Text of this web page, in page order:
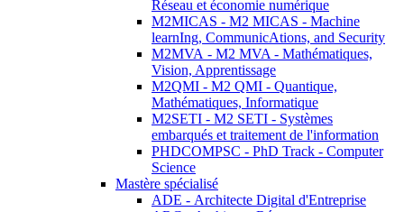
Réseau et économie numérique
M2MICAS - M2 MICAS - Machine
learnIng, CommunicAtions, and Security
M2MVA - M2 MVA - Mathématiques,
Vision, Apprentissage
M2QMI - M2 QMI - Quantique,
Mathématiques, Informatique
M2SETI - M2 SETI - Systèmes
embarqués et traitement de l'information
PHDCOMPSC - PhD Track - Computer
Science
Mastère spécialisé
ADE - Architecte Digital d'Entreprise